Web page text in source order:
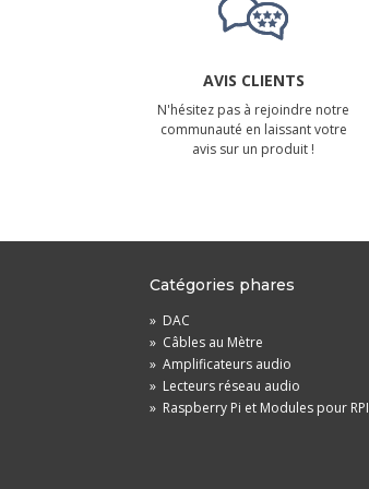
AVIS CLIENTS
N'hésitez pas à rejoindre notre
communauté en laissant votre
avis sur un produit !
Catégories phares
» DAC
» Câbles au Mètre
» Amplificateurs audio
» Lecteurs réseau audio
» Raspberry Pi et Modules pour RPI